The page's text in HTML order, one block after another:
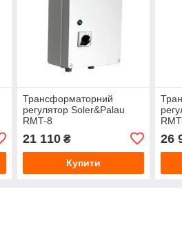
Трансформаторний
регулятор Soler&Palau
RMT-8
21 110₴
Купити
26